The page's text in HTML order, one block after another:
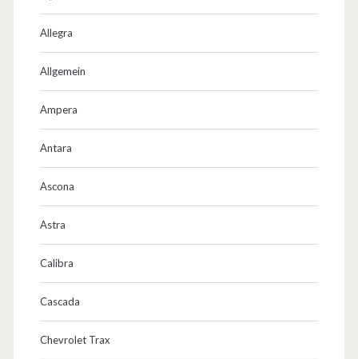
v
Allegra
Allgemein
Ampera
Antara
Ascona
Astra
Calibra
Cascada
Chevrolet Trax